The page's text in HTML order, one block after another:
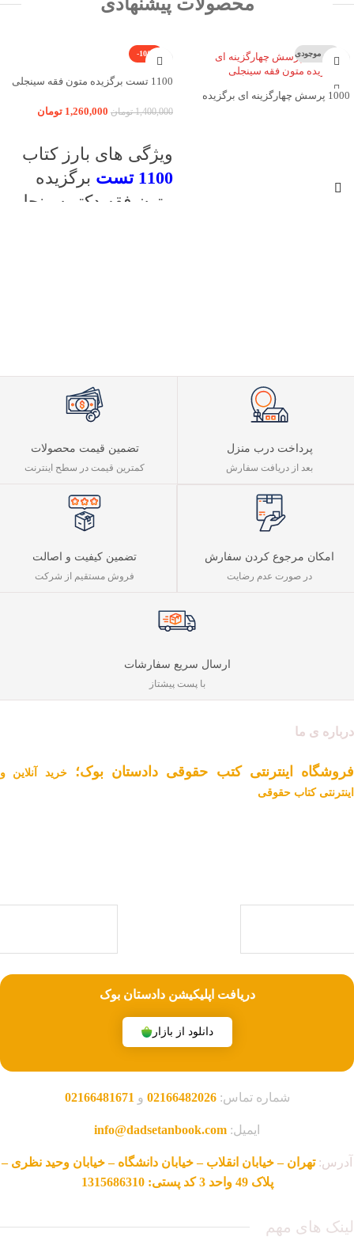
اتمام موجودی
1000 پرسش چهارگزینه ای برگزیده
-10%
1100 تست برگزیده متون فقه سینجلی
1,400,000 تومان 1,260,000 تومان
ویژگی های بارز کتاب
1100 تست
برگزیده
متون فقه دکتر سینجلی
پرداخت درب منزل
بعد از دریافت سفارش
تضمین قیمت محصولات
کمترین قیمت در سطح اینترنت
امکان مرجوع کردن سفارش
در صورت عدم رضایت
تضمین کیفیت و اصالت
فروش مستقیم از شرکت
ارسال سریع سفارشات
با پست پیشتاز
درباره ی ما
فروشگاه اینترنتی کتب حقوقی دادستان بوک؛خرید آنلاین و
اینترنتی کتاب حقوقی
دریافت اپلیکیشن دادستان بوک
دانلود از بازار
شماره تماس:02166482026 و 02166481671
ایمیل: info@dadsetanbook.com
آدرس:تهران – خیابان انقلاب – خیابان دانشگاه – خیابان وحید نظری –
پلاک 49 واحد 3 کد پستی: 1315686310
لینک های مهم